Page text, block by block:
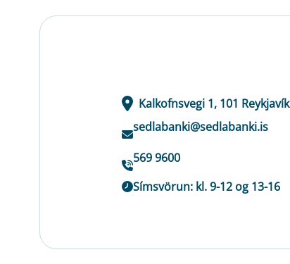
Kalkofnsvegi 1, 101 Reykjavík
sedlabanki@sedlabanki.is
569 9600
Símsvörun: kl. 9-12 og 13-16